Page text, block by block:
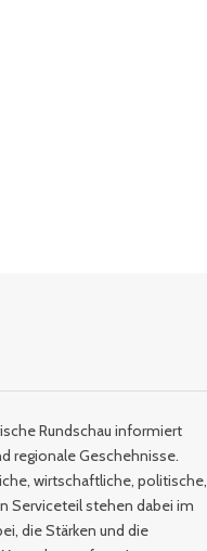
Rundschau informiert
regionale Geschehnisse.
wirtschaftliche, politische,
Serviceteil stehen dabei im
die Stärken und die